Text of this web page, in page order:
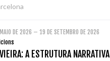
DE 2026 – 19 DE SETEMBRO DE 2026
A ESTRUTURA NARRATIVA